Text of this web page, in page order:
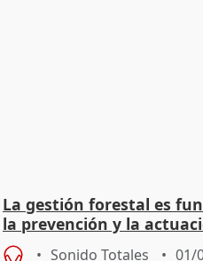
La gestión forestal es
la prevención y la
Sonido Totales 01/